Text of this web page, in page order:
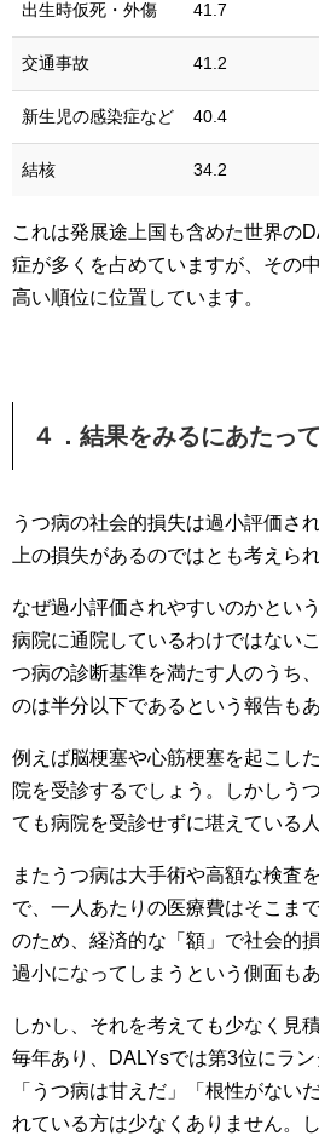
出生時仮死・外傷 41.7
交通事故 41.2
新生児の感染症など 40.4
結核 34.2
これは発展途上国も含めた世界の
症が多くを占めていますが、その
高い順位に位置しています。
４．結果をみるにあたっ
うつ病の社会的損失は過小評価さ
上の損失があるのではとも考えら
なぜ過小評価されやすいのかとい
病院に通院しているわけではない
つ病の診断基準を満たす人のうち
のは半分以下であるという報告もあ
例えば脳梗塞や心筋梗塞を起こし
院を受診するでしょう。しかしう
ても病院を受診せずに堪えている
またうつ病は大手術や高額な検査
で、一人あたりの医療費はそこま
のため、経済的な「額」で社会的
過小になってしまうという側面もあ
しかし、それを考えても少なく見
毎年あり、DALYsでは第3位にラン
「うつ病は甘えだ」「根性がない
れている方は少なくありません。